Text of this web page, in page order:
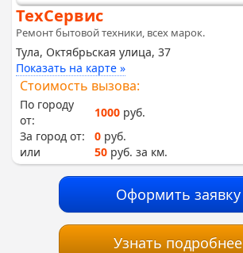
ТехСервис
Ремонт бытовой техники, всех марок.
Тула, Октябрьская улица, 37
Показать на карте »
Стоимость вызова:
По городу
от:
1000 руб.
За город от:
0 руб.
или
50 руб. за км.
Оформить заявку
Узнать подробнее